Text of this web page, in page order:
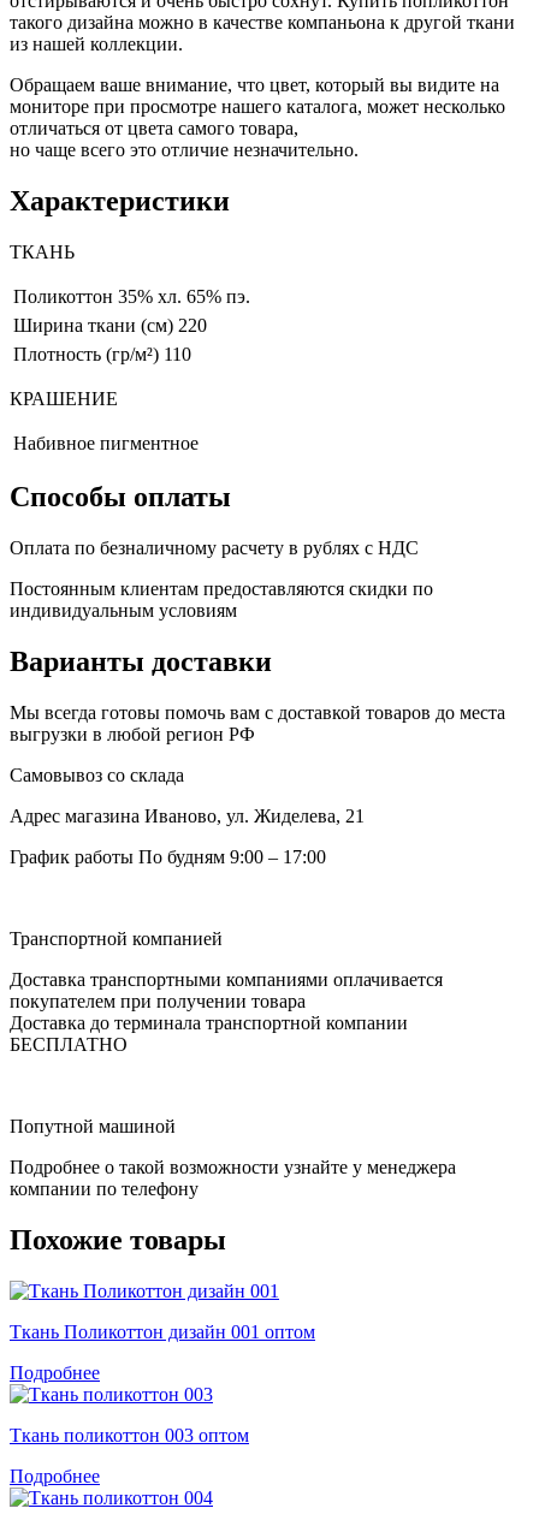
такого дизайна можно в качестве компаньона к другой ткани
из нашей коллекции.
Обращаем ваше внимание, что цвет, который вы видите на
мониторе при просмотре нашего каталога, может несколько
отличаться от цвета самого товара,
но чаще всего это отличие незначительно.
Характеристики
ТКАНЬ
Поликоттон 35% хл. 65% пэ.
Ширина ткани (см) 220
Плотность (гр/м²) 110
КРАШЕНИЕ
Набивное пигментное
Способы оплаты
Оплата по безналичному расчету в рублях с НДС
Постоянным клиентам предоставляются скидки по
индивидуальным условиям
Варианты доставки
Мы всегда готовы помочь вам с доставкой товаров до места
выгрузки в любой регион РФ
Самовывоз со склада
Адрес магазина Иваново, ул. Жиделева, 21
График работы По будням 9:00 – 17:00
Транспортной компанией
Доставка транспортными компаниями оплачивается
покупателем при получении товара
Доставка до терминала транспортной компании
БЕСПЛАТНО
Попутной машиной
Подробнее о такой возможности узнайте у менеджера
компании по телефону
Похожие товары
Ткань Поликоттон дизайн 001 оптом
Подробнее
Ткань поликоттон 003 оптом
Подробнее